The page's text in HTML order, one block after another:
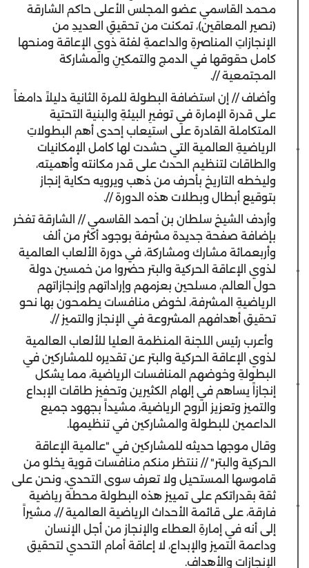
محمد القاسمي عضو المجلس الأعلى حاكم الشارقة
(نصير المعاقين)، تمكنت من تحقيقِ العديدِ من
الإنجازاتِ المناصرةِ والداعمةِ لفئة ذوي الإعاقة ومنحها
كامل حقوقها في الدمج والتمكينِ والمشاركة
المجتمعية //.
وأضاف // إن استضافة البطولة للمرة الثانية دليلاً دامغاً
على قدرة الإمارة في توفيرِ البيئةِ والبنية التحتية
المتكاملة القادرة على استيعاب إحدى أهم البطولاتِ
الرياضيةِ العالمية التي حشدت لها كامل الإمكانيات
والطاقات لتنظيم الحدث على قدر مكانته وأهميته،
وليخطه التاريخ بأحرف من ذهب ويرويه حكاية إنجاز
بتوقيع أبطال وبطلات هذه الدورة //.
وأردف الشيخ سلطان بن أحمد القاسمي // الشارقة تفخر
بإضافة صفحة جديدة مشرفة بوجود أكثر من ألف
وأربعمائة مشارك ومشاركة، في دورة الألعاب العالمية
لذوي الإعاقة الحركية والبتر حضروا من خمسين دولة
حول العالم، مسلحين بعزمهم وإراداتهم وإنجازاتهم
الرياضيةِ المشرفة، لخوض منافسات يطمحون بها نحو
تحقيق أهدافهم المشروعة في الإنجاز والتميز //.
وأعرب رئيس اللجنة المنظمة العليا للألعاب العالمية
لذوي الإعاقة الحركية والبتر عن تقديره للمشاركين في
البطولةِ وخوضهم المنافسات الرياضية، مما يشكل
إنجازاً يساهم في إلهام الكثيرين وتحفيز طاقات الإبداع
والتميز وتعزيز الروح الرياضية، مشيداً بجهود جميع
الداعمين للبطولة والمشاركين في تنظيمها.
وقال موجها حديثه للمشاركين في "عالمية الإعاقة
الحركية والبتر" // ننتظر منكم منافسات قوية يخلو من
قاموسها المستحيل ولا تعرف سوى التحدي، ونحن على
ثقة بقدراتكم على تمييز هذه البطولة محطة رياضية
فارقة، على قائمة الأحداث الرياضية العالمية //، مشيراً
إلى أنه في إمارةِ العطاء والإنجاز من أجل الإنسان
وداعمة التميز والإبداع، لا إعاقة أمام التحدي لتحقيق
الإنجازات والأهداف.